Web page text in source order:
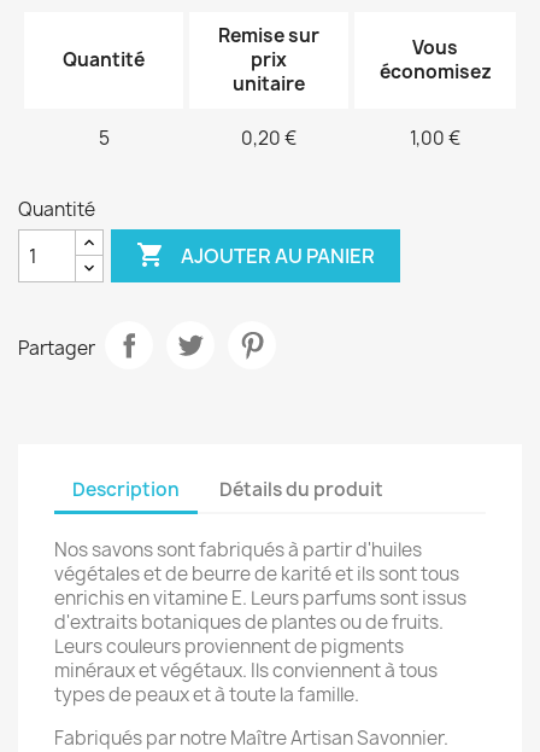
Quantité
Remise sur
prix
unitaire
Vous
économisez
5 0,20 € 1,00 €
Quantité
 AJOUTER AU PANIER
Partager
Description Détails du produit
Nos savons sont fabriqués à partir d'huiles
végétales et de beurre de karité et ils sont tous
enrichis en vitamine E. Leurs parfums sont issus
d'extraits botaniques de plantes ou de fruits.
Leurs couleurs proviennent de pigments
minéraux et végétaux. Ils conviennent à tous
types de peaux et à toute la famille.
Fabriqués par notre Maître Artisan Savonnier.